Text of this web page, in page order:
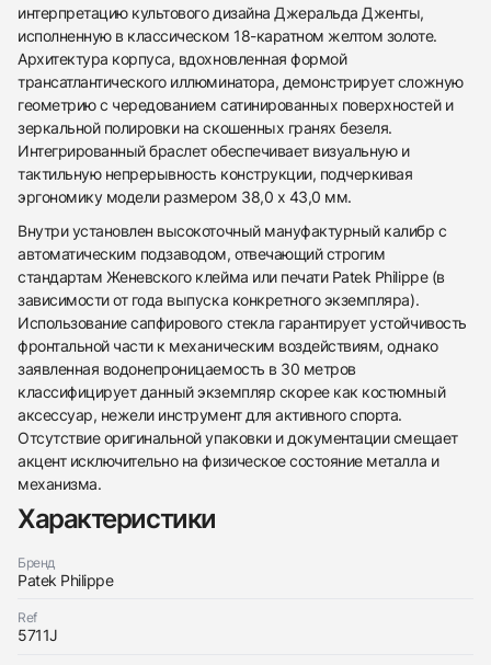
438
285
145
142
205
204
195
150
6
интерпретацию культового дизайна Джеральда Дженты,
исполненную в классическом 18-каратном желтом золоте.
Архитектура корпуса, вдохновленная формой
трансатлантического иллюминатора, демонстрирует сложную
геометрию с чередованием сатинированных поверхностей и
зеркальной полировки на скошенных гранях безеля.
Интегрированный браслет обеспечивает визуальную и
тактильную непрерывность конструкции, подчеркивая
эргономику модели размером 38,0 x 43,0 мм.
Внутри установлен высокоточный мануфактурный калибр с
автоматическим подзаводом, отвечающий строгим
стандартам Женевского клейма или печати Patek Philippe (в
зависимости от года выпуска конкретного экземпляра).
Использование сапфирового стекла гарантирует устойчивость
фронтальной части к механическим воздействиям, однако
заявленная водонепроницаемость в 30 метров
классифицирует данный экземпляр скорее как костюмный
аксессуар, нежели инструмент для активного спорта.
Отсутствие оригинальной упаковки и документации смещает
акцент исключительно на физическое состояние металла и
механизма.
Характеристики
Бренд
Patek Philippe
Ref
5711J
Заказать эти часы
Трейд-ин часов
Оставьте ваши контактные данные и мы свяжемся
с вами